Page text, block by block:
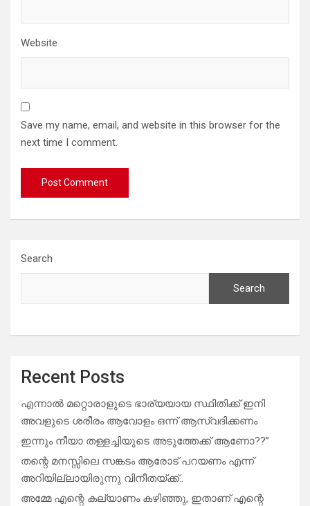
Website
Save my name, email, and website in this browser for the
next time I comment.
Search
Search
Recent Posts
എന്നാൽ മറ്റൊരാളുടെ ഭാര്യയായ സ്ഥിതിക്ക് ഇനി
അവളുടെ ശരീരം ആവോളം ഒന്ന് ആസ്വദിക്കണം
ഇന്നും നീയാ തള്ളച്ചിയുടെ അടുത്തേക്ക് ആണോ??”
തന്റെ മനസ്സിലെ സങ്കടം ആരോട് പറയണം എന്ന്
അറിയില്ലായിരുന്നു വിനീതയ്ക്ക്..
അമ്മേ എന്റെ കല്യാണം കഴിഞ്ഞു, ഇതാണ് എന്റെ